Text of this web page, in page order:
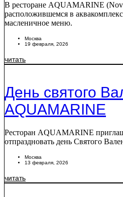
В ресторане AQUAMARINE
расположившемся в
масленичное меню.
Москва
19 февраля, 2026
читать
День святого
AQUAMARINE
Ресторан AQUAMARINE
отпраздновать день Святого
Москва
13 февраля, 2026
читать